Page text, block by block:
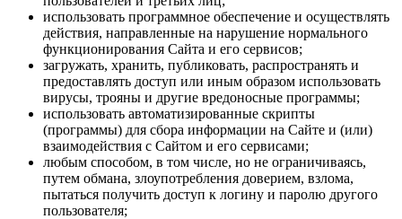
использовать программное обеспечение и осуществлять
действия, направленные на нарушение нормального
функционирования Сайта и его сервисов;
загружать, хранить, публиковать, распространять и
предоставлять доступ или иным образом использовать
вирусы, трояны и другие вредоносные программы;
использовать автоматизированные скрипты
(программы) для сбора информации на Сайте и (или)
взаимодействия с Сайтом и его сервисами;
любым способом, в том числе, но не ограничиваясь,
путем обмана, злоупотребления доверием, взлома,
пытаться получить доступ к логину и паролю другого
пользователя;